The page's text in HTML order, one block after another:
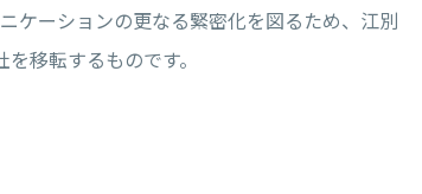
ケーションの更なる緊密化を図るため、江別
移転するものです。